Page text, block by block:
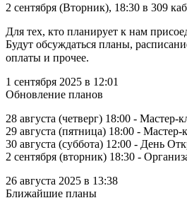
2 сентября (Вторник), 18:30 в 309
Для тех, кто планирует к нам
Будут обсуждаться планы,
оплаты и прочее. ⠀
1 сентября 2025 в 12:01
Обновление планов
28 августа (четверг) 18:00 - Мастер-
29 августа (пятница) 18:00 - Мастер-
30 августа (суббота) 12:00 - День
2 сентября (вторник) 18:30 -
26 августа 2025 в 13:38
Ближайшие планы